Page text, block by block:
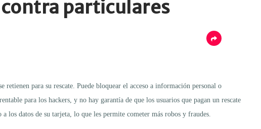
particulares
para su rescate. Puede bloquear el acceso a información personal o
para los hackers, y no hay garantía de que los usuarios que pagan un rescate
los datos de su tarjeta, lo que les permite cometer más robos y fraudes.